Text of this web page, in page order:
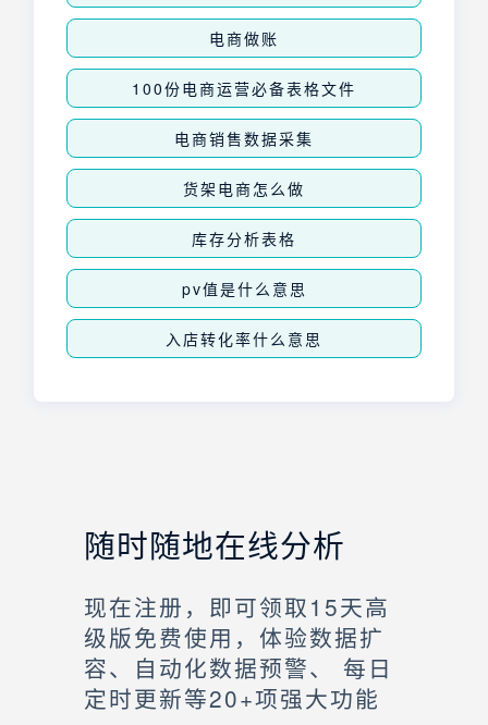
电商做账
100份电商运营必备表格文件
电商销售数据采集
货架电商怎么做
库存分析表格
pv值是什么意思
入店转化率什么意思
随时随地在线分析
现在注册，即可领取15天高
级版免费使用，体验数据扩
容、自动化数据预警、 每日
定时更新等20+项强大功能